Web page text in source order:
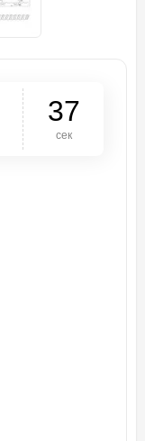
36
сек